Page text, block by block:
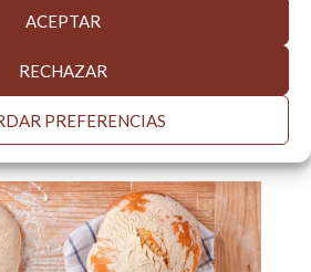
ACEPTAR
RECHAZAR
PREFERENCIAS